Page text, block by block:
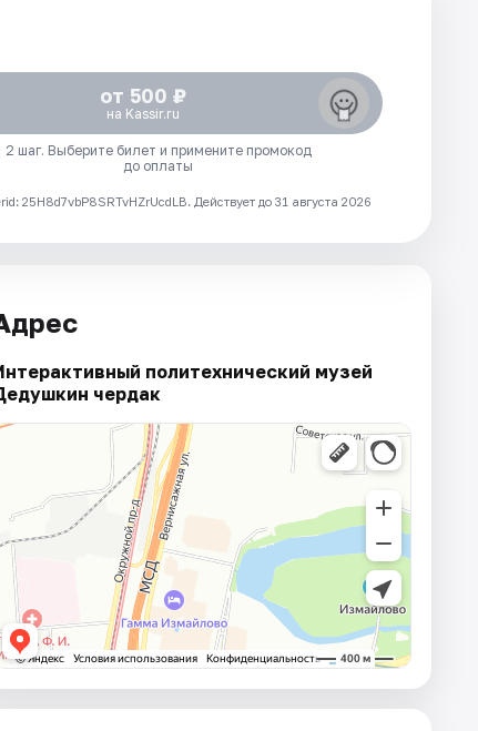
от 500 ₽
на Kassir.ru
2 шаг. Выберите билет и примените промокод
до оплаты
Действует до 31 августа 2026
политехнический музей
чердак